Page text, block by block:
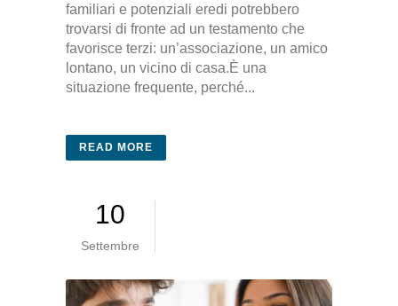
familiari e potenziali eredi potrebbero
trovarsi di fronte ad un testamento che
favorisce terzi: un’associazione, un amico
lontano, un vicino di casa.È una
situazione frequente, perché...
READ MORE
10
Settembre